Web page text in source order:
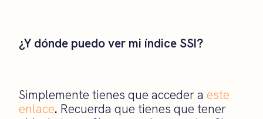
¿Y dónde puedo ver mi índice SSI?
Simplemente tienes que acceder a este
enlace. Recuerda que tienes que tener